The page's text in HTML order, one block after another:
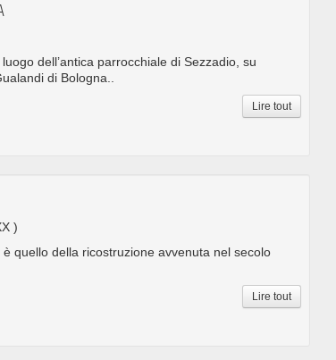
dell’antica parrocchiale di Sezzadio, su
di Bologna..
Lire tout
)
quello della ricostruzione avvenuta nel secolo
Lire tout